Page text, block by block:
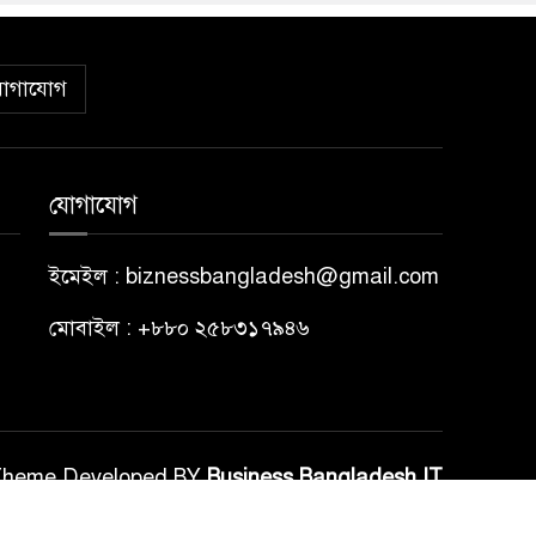
যোগাযোগ
ইমেইল : biznessbangladesh@gmail.com
মোবাইল : +৮৮০ ২৫৮৩১৭৯৪৬
Developed BYBusiness Bangladesh IT